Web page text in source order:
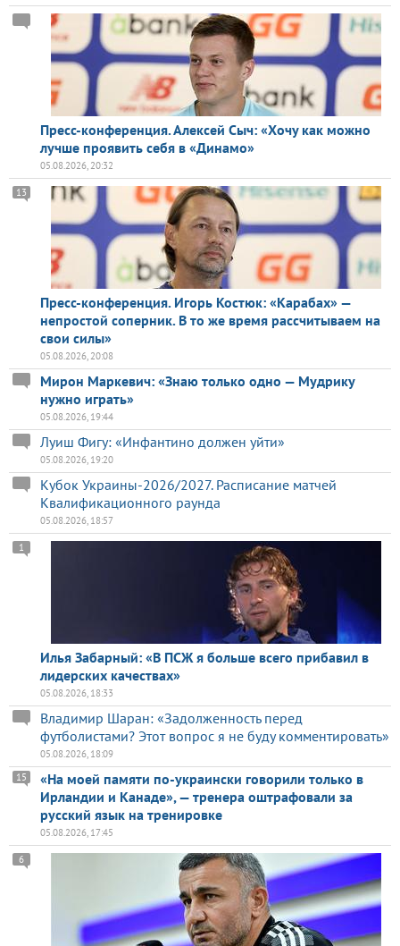
Пресс-конференция. Алексей Сыч: «Хочу как можно
лучше проявить себя в «Динамо»
05.08.2026, 20:32
Пресс-конференция. Игорь Костюк: «Карабах» —
непростой соперник. В то же время рассчитываем на
свои силы»
13
05.08.2026, 20:08
Мирон Маркевич: «Знаю только одно — Мудрику
нужно играть»
05.08.2026, 19:44
Луиш Фигу: «Инфантино должен уйти»
05.08.2026, 19:20
Кубок Украины-2026/2027. Расписание матчей
Квалификационного раунда
05.08.2026, 18:57
Илья Забарный: «В ПСЖ я больше всего прибавил в
лидерских качествах»
1
05.08.2026, 18:33
Владимир Шаран: «Задолженность перед
футболистами? Этот вопрос я не буду комментировать»
05.08.2026, 18:09
«На моей памяти по-украински говорили только в
Ирландии и Канаде», — тренера оштрафовали за
русский язык на тренировке
15
05.08.2026, 17:45
6